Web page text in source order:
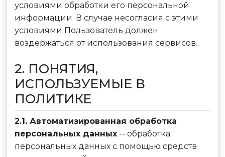
условиями обработки его персональной
информации. В случае несогласия с этими
условиями Пользователь должен
воздержаться от использования сервисов.
2. ПОНЯТИЯ,
ИСПОЛЬЗУЕМЫЕ В
ПОЛИТИКЕ
2.1. Автоматизированная обработка
персональных данных -- обработка
персональных данных с помощью средств